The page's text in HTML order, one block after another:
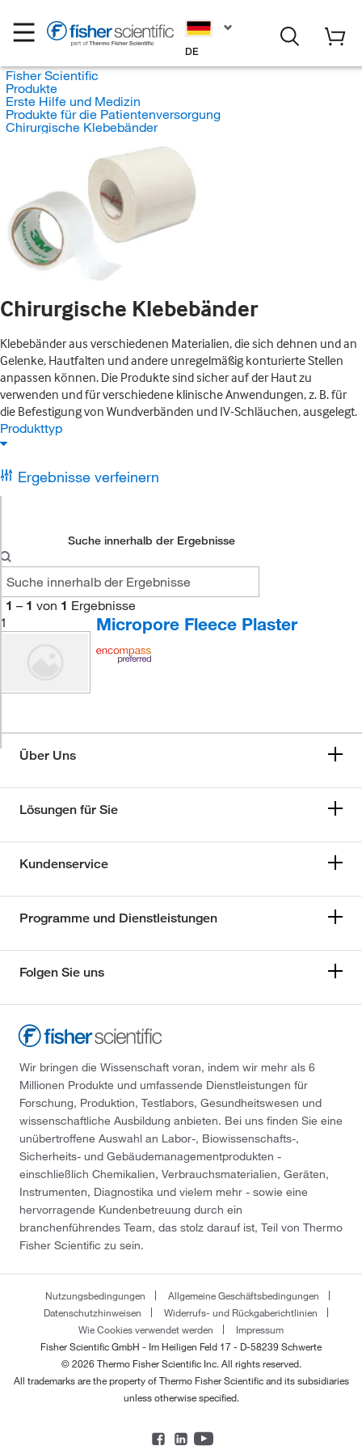
DE
Fisher Scientific
Produkte
Erste Hilfe und Medizin
Produkte für die Patientenversorgung
Chirurgische Klebebänder
Chirurgische Klebebänder
Klebebänder aus verschiedenen Materialien, die sich dehnen und an
Gelenke, Hautfalten und andere unregelmäßig konturierte Stellen
anpassen können. Die Produkte sind sicher auf der Haut zu
verwenden und für verschiedene klinische Anwendungen, z. B. für
die Befestigung von Wundverbänden und IV-Schläuchen, ausgelegt.
Produkttyp
Ergebnisse verfeinern
Suche innerhalb der Ergebnisse
1 – 1 von 1 Ergebnisse
1
Micropore Fleece Plaster
Über Uns
Lösungen für Sie
Kundenservice
Programme und Dienstleistungen
Folgen Sie uns
Wir bringen die Wissenschaft voran, indem wir mehr als 6
Millionen Produkte und umfassende Dienstleistungen für
Forschung, Produktion, Testlabors, Gesundheitswesen und
wissenschaftliche Ausbildung anbieten. Bei uns finden Sie eine
unübertroffene Auswahl an Labor-, Biowissenschafts-,
Sicherheits- und Gebäudemanagementprodukten -
einschließlich Chemikalien, Verbrauchsmaterialien, Geräten,
Instrumenten, Diagnostika und vielem mehr - sowie eine
hervorragende Kundenbetreuung durch ein
branchenführendes Team, das stolz darauf ist, Teil von Thermo
Fisher Scientific zu sein.
Nutzungsbedingungen
Allgemeine Geschäftsbedingungen
Datenschutzhinweisen
Widerrufs- und Rückgaberichtlinien
Wie Cookies verwendet werden
Impressum
Fisher Scientific GmbH - Im Heiligen Feld 17 - D-58239 Schwerte
© 2026 Thermo Fisher Scientific Inc. All rights reserved.
All trademarks are the property of Thermo Fisher Scientific and its subsidiaries
unless otherwise specified.